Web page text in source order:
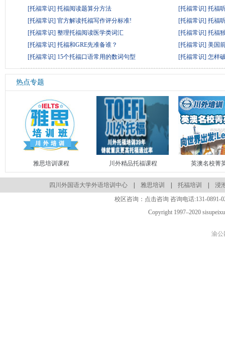
[托福常识] 托福阅读题算分方法 [托福常识] 托福
[托福常识] 官方解读托福写作评分标准! [托福常识] 托福
[托福常识] 整理托福阅读医学类词汇 [托福常识] 托福
[托福常识] 托福和GRE先准备谁？ [托福常识] 美国
[托福常识] 15个托福口语常用的数词句型 [托福常识] 怎样
热点专题
雅思培训课程 川外精品托福课程 英澳名校菁
四川外国语大学外语培训中心 雅思培训 托福培训
浸
校区咨询： 点击咨询 咨询电话:131-0891-
Copyright 1997–2020
渝公